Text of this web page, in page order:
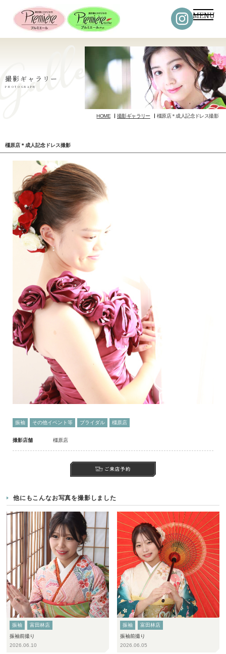
MENU
HOME 撮影ギャラリー 橿原店＊成人記念ドレス撮影
撮影ギャラリー
PHOTOGRAPH
橿原店＊成人記念ドレス撮影
振袖 その他イベント等 ブライダル 橿原店
撮影店舗 橿原店
他にもこんなお写真を撮影しました
振袖
富田林店
振袖前撮り
2026.06.10
振袖
富田林店
振袖前撮り
2026.06.05